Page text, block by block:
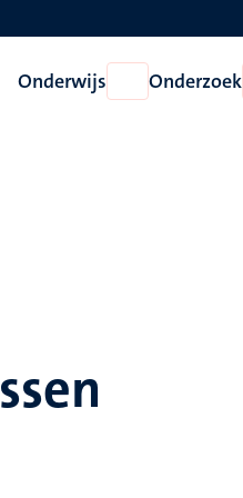
Onderwijs
Open
Onderwijs
Onderzoek